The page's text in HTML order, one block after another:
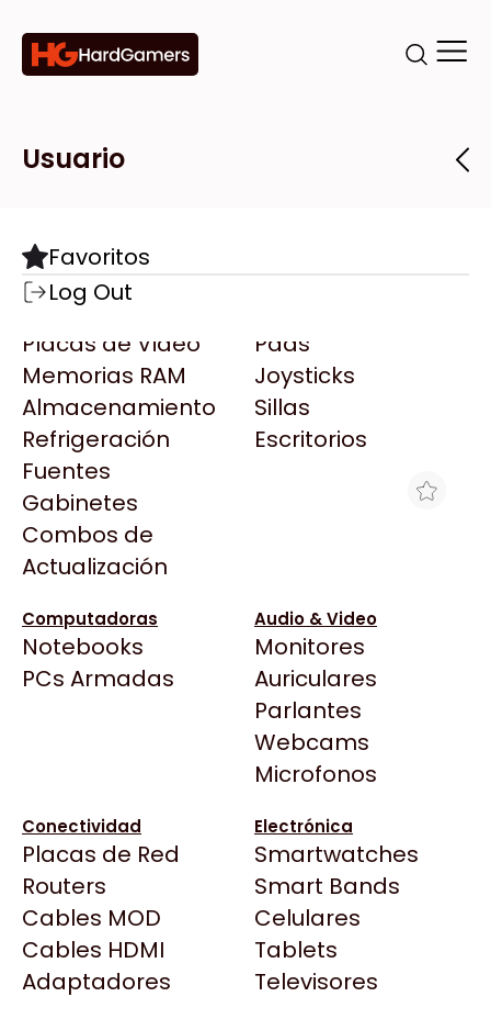
Categorías
Componentes
Motherboards
Microprocesadores
Placas de Video
Memorias RAM
Almacenamiento
Refrigeración
Fuentes
Gabinetes
Combos de
Actualización
Pads
Joysticks
Sillas
Escritorios
Computadoras
Notebooks
PCs Armadas
Audio & Video
Monitores
Auriculares
Parlantes
Webcams
Microfonos
Conectividad
Placas de Red
Routers
Cables MOD
Cables HDMI
Adaptadores
Electrónica
Smartwatches
Smart Bands
Celulares
Tablets
Televisores
Marcas
Todas las Marcas
AMD
AULA
Acer
Adata
AeroCool
Antec
Arkham
Asrock
BenQ
CX
Cooler Master
Deepcool
Dell
EVGA
Gamemax
Genesis
Genius
Tiendas
Destacadas
Todas las Tiendas
Click Gaming
Compufan Store
Dinobyte
Full H4rd
Gaming City
Gezatek
Usuario
Favoritos
Log Out
EXTENSOR DE RANGO TP-LINK RE200
AC750 DUAL BAND
$38.301
Ver producto en la página de Max Tecno